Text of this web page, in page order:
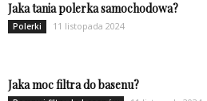
Jaka tania polerka samochodowa?
Polerki 11 listopada 2024
Jaka moc filtra do basenu?